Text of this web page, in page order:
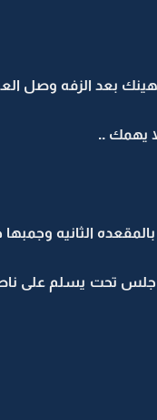
بعد الزفه وصل
يهمك ..
الثانيه
جلس تحت يسلم على